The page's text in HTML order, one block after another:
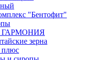
"Бентофит"
ГАРМОНИЯ
зерна